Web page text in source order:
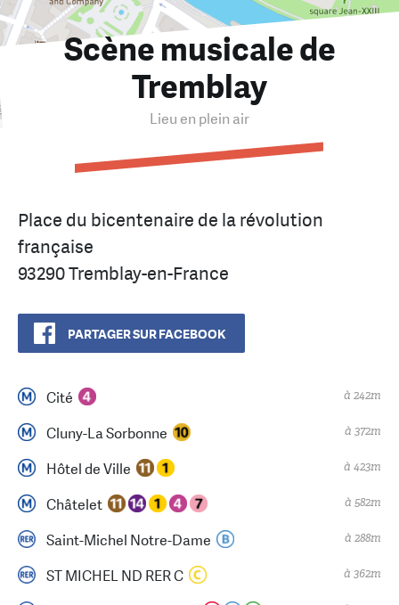
Scène musicale de
Tremblay
Lieu en plein air
Place du bicentenaire de la révolution
française
93290 Tremblay-en-France
PARTAGER SUR FACEBOOK
Cité à 242m
Cluny-La Sorbonne à 372m
Hôtel de Ville à 423m
Châtelet à 582m
Saint-Michel Notre-Dame à 288m
ST MICHEL ND RER C à 362m